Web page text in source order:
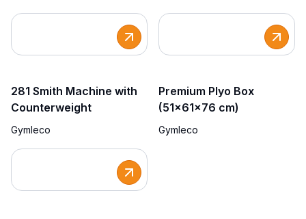
281 Smith Machine with
Counterweight
Gymleco
Premium Plyo Box
(51x61x76 cm)
Gymleco